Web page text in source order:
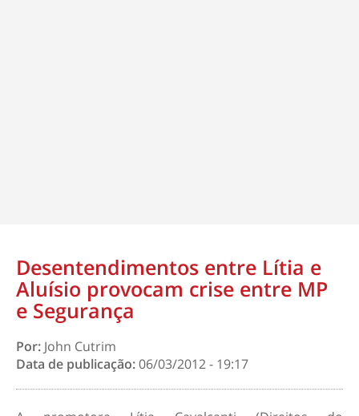
Desentendimentos entre Lítia e
Aluísio provocam crise entre MP
e Segurança
Por: John Cutrim
Data de publicação:06/03/2012 - 19:17